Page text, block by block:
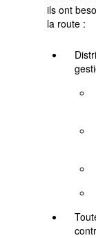
ils ont
la route :